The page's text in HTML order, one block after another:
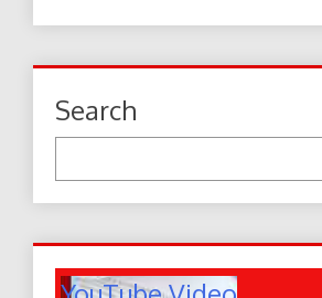
Search